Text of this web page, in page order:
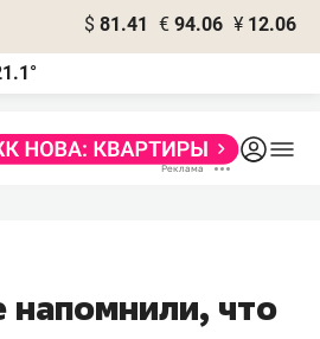
$ 81.41 € 94.06 ¥ 12.06
напомнили, что